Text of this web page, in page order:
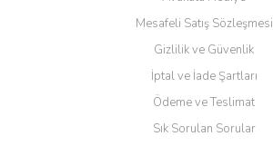
Gönder
Ürünler kategorize, başlıklar
Mesafeli Satış Sözleşmesi
Gizlilik ve Güvenlik
İptal ve İade Şartları
Ödeme ve Teslimat
Sık Sorulan Sorular